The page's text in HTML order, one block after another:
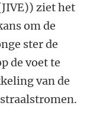
ziet het
om de
ster de
de voet te
van de